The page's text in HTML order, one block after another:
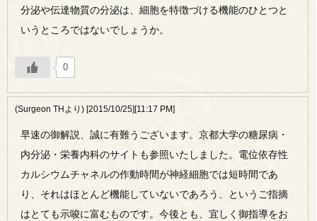
分泌や伝達物質の分泌は、細胞を特徴づける機能のひとつと
いうところではないでしょうか。
0
(Surgeon THより) [2015/10/25][11:17 PM]
早速の御解説、誠に有難うございます。京都大学の糖尿病・
内分泌・栄養内科のサイトも参照いたしました。電位依存性
カルシウムチャネルの作動時間が神経細胞では短時間であ
り、それはほとんど機能していないであろう、というご指摘
はとても示唆に富むものです。今後とも、宜しく御指導をお